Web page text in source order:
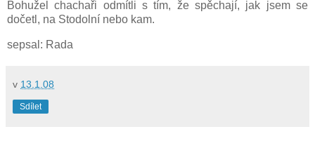
Bohužel chachaři odmítli s tím, že spěchají, jak jsem se
dočetl, na Stodolní nebo kam.
sepsal: Rada
v 13.1.08
Sdílet